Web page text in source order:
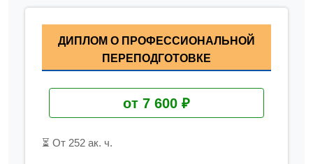
ДИПЛОМ О ПРОФЕССИОНАЛЬНОЙ
ПЕРЕПОДГОТОВКЕ
от 7 600 ₽
⏳ От 252 ак. ч.